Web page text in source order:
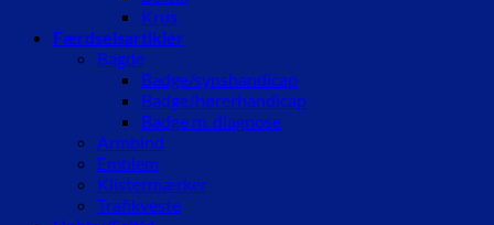
Krus
Færdselsartikler
Bagde
Badge/synshandicap
Badge/hørerhandicap
Badge m. diagnose
Armbind
Emblem
Klistermærker
Trafikveste